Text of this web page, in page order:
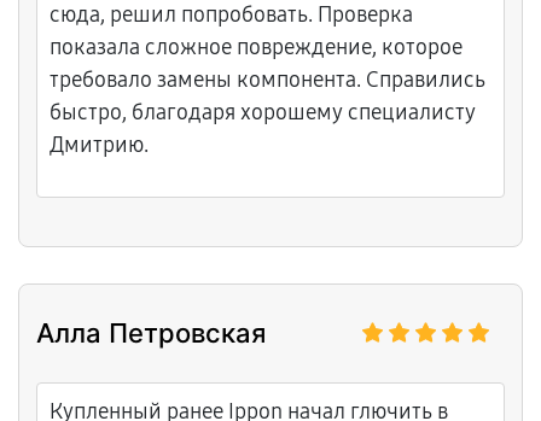
сюда, решил попробовать. Проверка
показала сложное повреждение, которое
требовало замены компонента. Справились
быстро, благодаря хорошему специалисту
Дмитрию.
Алла Петровская
Купленный ранее Ippon начал глючить в